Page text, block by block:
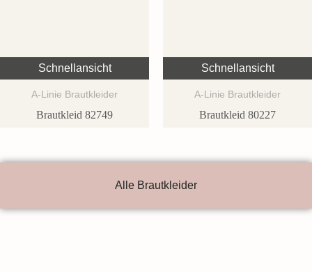
Schnellansicht
A-Linie Brautkleider
Brautkleid 82749
Schnellansicht
A-Linie Brautkleider
Brautkleid 80227
Alle Brautkleider